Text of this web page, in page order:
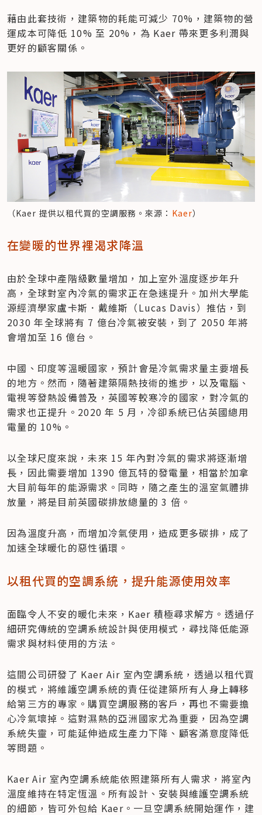
藉由此套技術，建築物的耗能可減少 70%，建築物的營
運成本可降低 10% 至 20%，為 Kaer 帶來更多利潤與
更好的顧客關係。
（Kaer 提供以租代買的空調服務。來源： Kaer）
在變暖的世界裡渴求降溫
由於全球中產階級數量增加，加上室外溫度逐步年升
高，全球對室內冷氣的需求正在急速提升。加州大學能
源經濟學家盧卡斯．戴維斯（Lucas Davis）推估，到
2030 年全球將有 7 億台冷氣被安裝，到了 2050 年將
會增加至 16 億台。
中國、印度等溫暖國家，預計會是冷氣需求量主要增長
的地方。然而，隨著建築隔熱技術的進步，以及電腦、
電視等發熱設備普及，英國等較寒冷的國家，對冷氣的
需求也正提升。2020 年 5 月，冷卻系統已佔英國總用
電量的 10%。
以全球尺度來說，未來 15 年內對冷氣的需求將逐漸增
長，因此需要增加 1390 億瓦特的發電量，相當於加拿
大目前每年的能源需求。同時，隨之產生的溫室氣體排
放量，將是目前英國碳排放總量的 3 倍。
因為溫度升高，而增加冷氣使用，造成更多碳排，成了
加速全球暖化的惡性循環。
以租代買的空調系統，提升能源使用效率
面臨令人不安的暖化未來，Kaer 積極尋求解方。透過仔
細研究傳統的空調系統設計與使用模式，尋找降低能源
需求與材料使用的方法。
這間公司研發了 Kaer Air 室內空調系統，透過以租代買
的模式，將維護空調系統的責任從建築所有人身上轉移
給第三方的專家。購買空調服務的客戶，再也不需要擔
心冷氣壞掉。這對濕熱的亞洲國家尤為重要，因為空調
系統失靈，可能延伸造成生產力下降、顧客滿意度降低
等問題。
Kaer Air 室內空調系統能依照建築所有人需求，將室內
溫度維持在特定恆溫。所有設計、安裝與維護空調系統
的細節，皆可外包給 Kaer。一旦空調系統開始運作，建